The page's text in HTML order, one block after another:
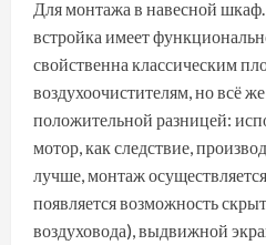
Для монтажа в навесной
встройка имеет
свойственна классическим
воздухоочистителям, но всё
положительной разницей:
мотор, как следствие,
лучше, монтаж
появляется возможность
воздуховода), выдвижной